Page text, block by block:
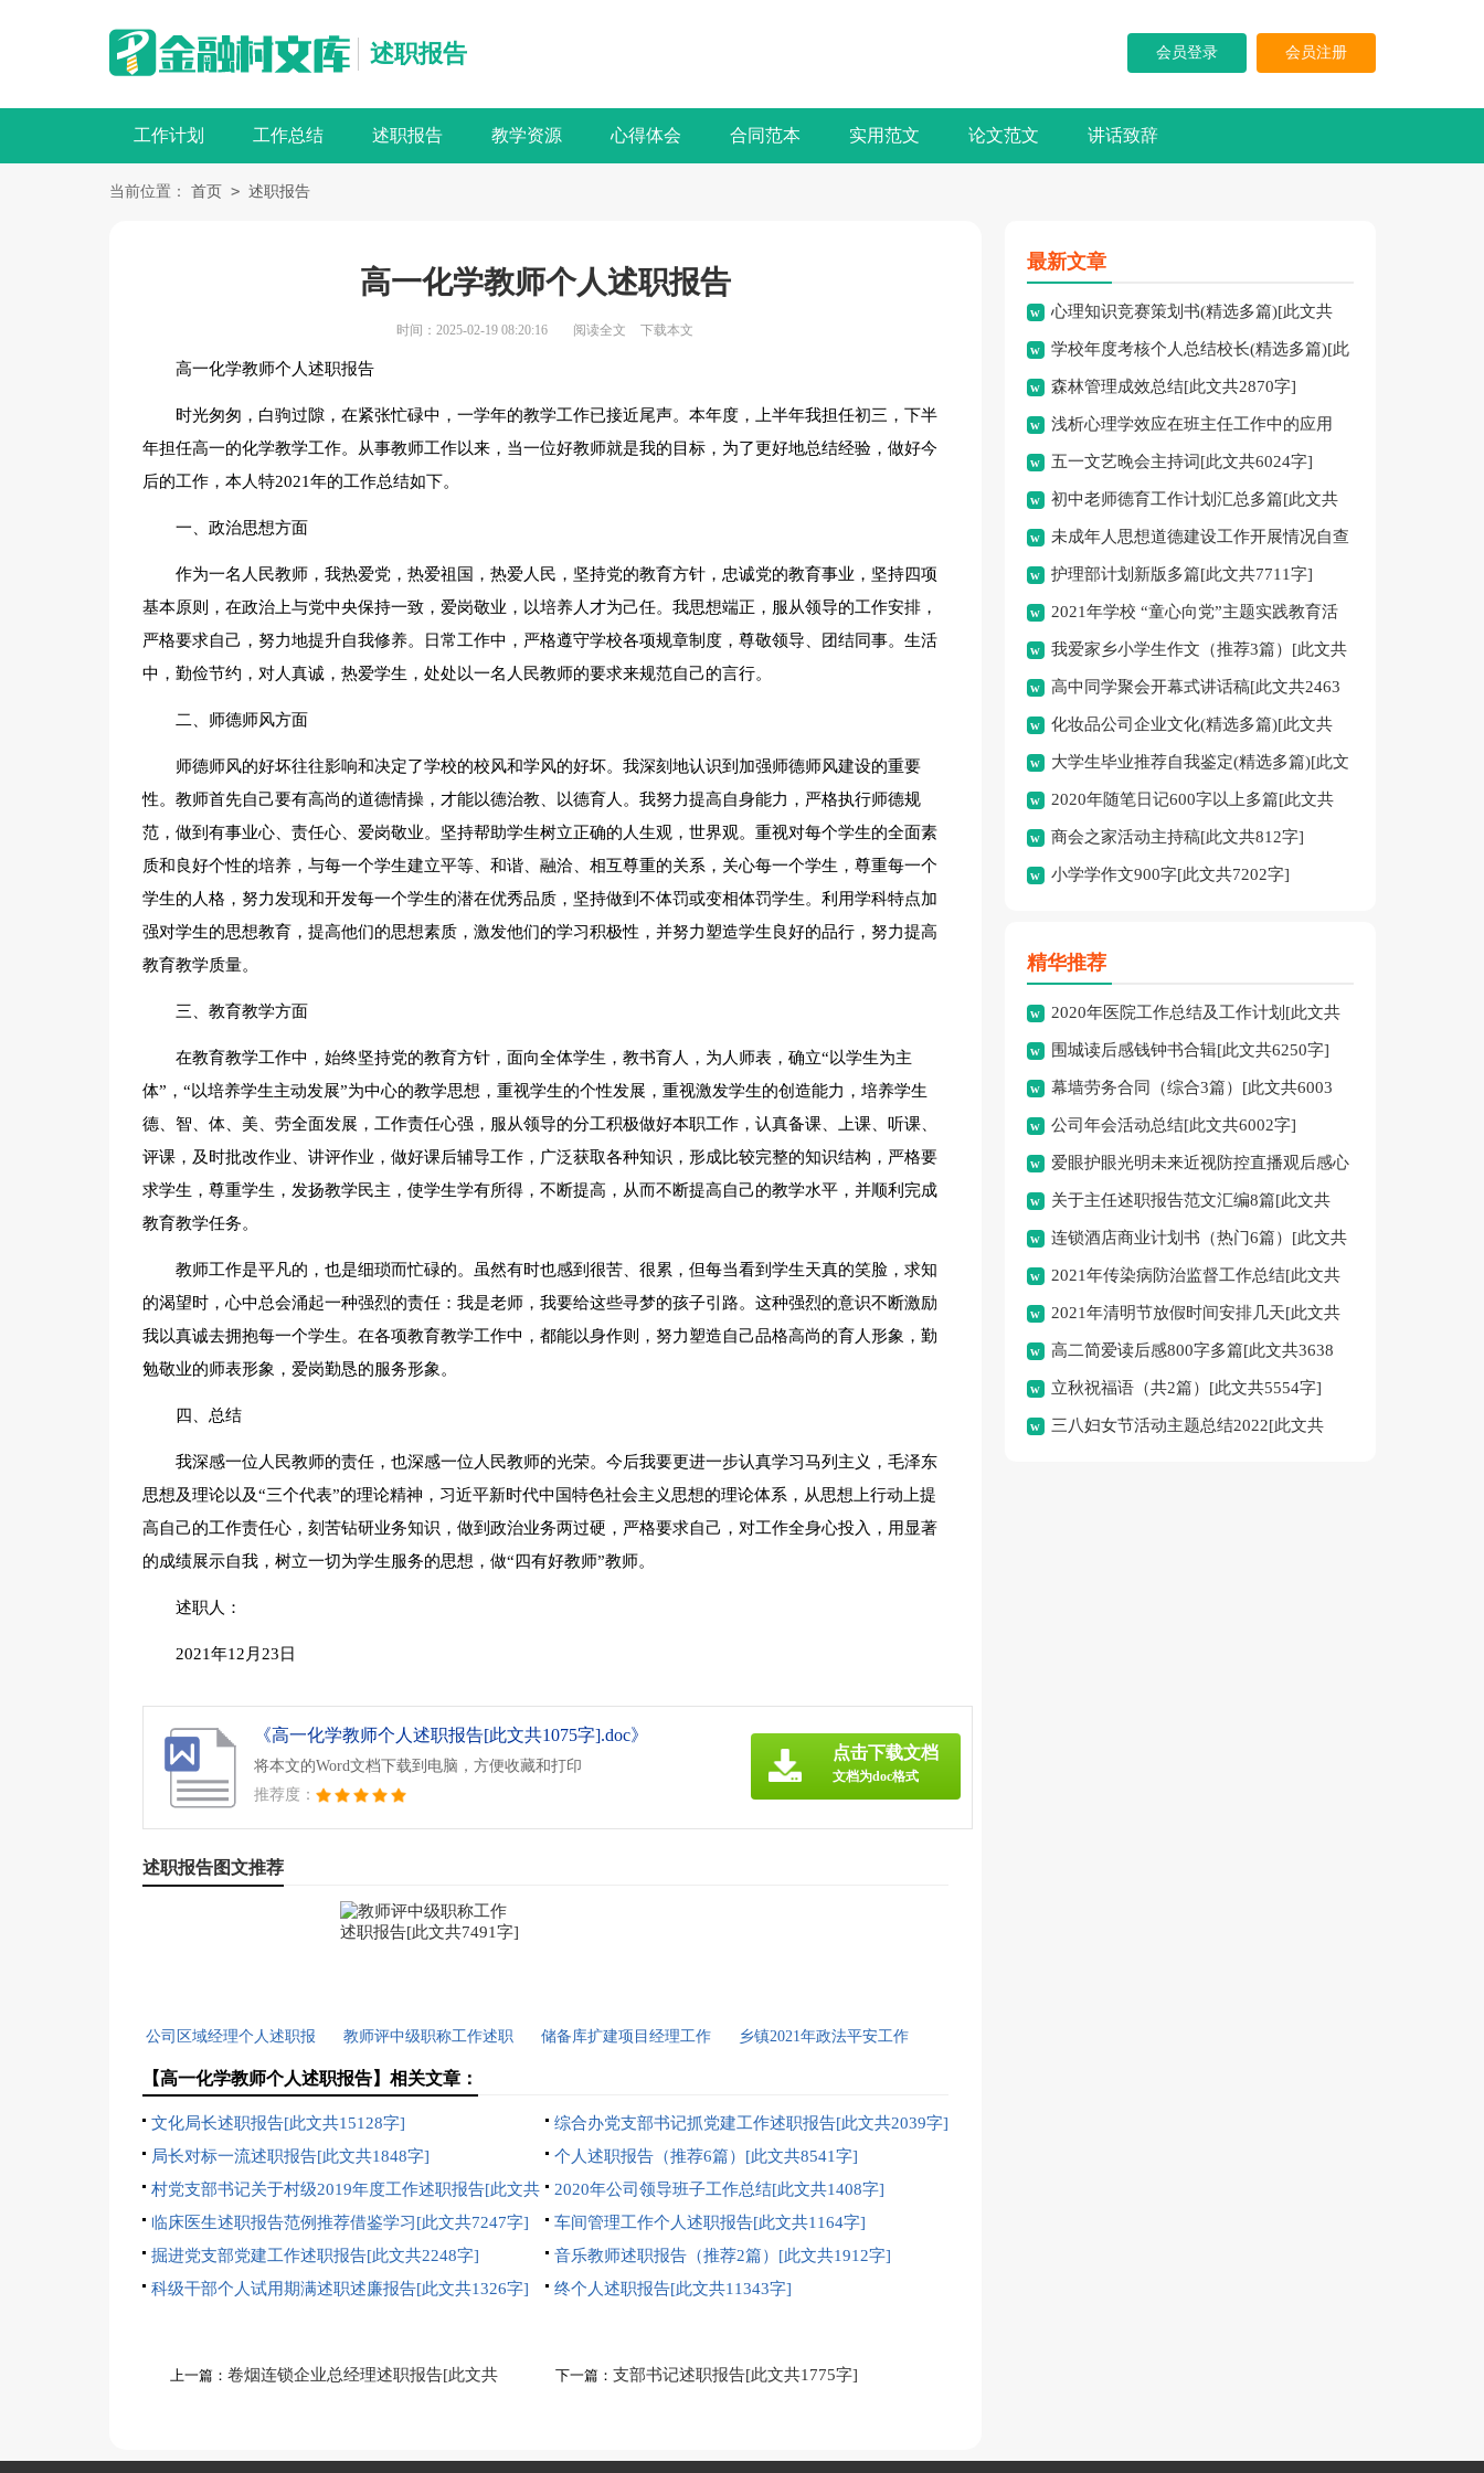
述职报告 会员登录 会员注册
工作计划 工作总结 述职报告 教学资源 心得体会 合同范本 实用范文 论文范文 讲话致辞
当前位置： 首页 > 述职报告
高一化学教师个人述职报告
时间：2025-02-19 08:20:16 阅读全文 下载本文
高一化学教师个人述职报告
时光匆匆，白驹过隙，在紧张忙碌中，一学年的教学工作已接近尾声。本年度，上半年我担任初三，下半
年担任高一的化学教学工作。从事教师工作以来，当一位好教师就是我的目标，为了更好地总结经验，做好今
后的工作，本人特2021年的工作总结如下。
一、政治思想方面
作为一名人民教师，我热爱党，热爱祖国，热爱人民，坚持党的教育方针，忠诚党的教育事业，坚持四项
基本原则，在政治上与党中央保持一致，爱岗敬业，以培养人才为己任。我思想端正，服从领导的工作安排，
严格要求自己，努力地提升自我修养。日常工作中，严格遵守学校各项规章制度，尊敬领导、团结同事。生活
中，勤俭节约，对人真诚，热爱学生，处处以一名人民教师的要求来规范自己的言行。
二、师德师风方面
师德师风的好坏往往影响和决定了学校的校风和学风的好坏。我深刻地认识到加强师德师风建设的重要
性。教师首先自己要有高尚的道德情操，才能以德治教、以德育人。我努力提高自身能力，严格执行师德规
范，做到有事业心、责任心、爱岗敬业。坚持帮助学生树立正确的人生观，世界观。重视对每个学生的全面素
质和良好个性的培养，与每一个学生建立平等、和谐、融洽、相互尊重的关系，关心每一个学生，尊重每一个
学生的人格，努力发现和开发每一个学生的潜在优秀品质，坚持做到不体罚或变相体罚学生。利用学科特点加
强对学生的思想教育，提高他们的思想素质，激发他们的学习积极性，并努力塑造学生良好的品行，努力提高
教育教学质量。
三、教育教学方面
在教育教学工作中，始终坚持党的教育方针，面向全体学生，教书育人，为人师表，确立“以学生为主
体”，“以培养学生主动发展”为中心的教学思想，重视学生的个性发展，重视激发学生的创造能力，培养学生
德、智、体、美、劳全面发展，工作责任心强，服从领导的分工积极做好本职工作，认真备课、上课、听课、
评课，及时批改作业、讲评作业，做好课后辅导工作，广泛获取各种知识，形成比较完整的知识结构，严格要
求学生，尊重学生，发扬教学民主，使学生学有所得，不断提高，从而不断提高自己的教学水平，并顺利完成
教育教学任务。
教师工作是平凡的，也是细琐而忙碌的。虽然有时也感到很苦、很累，但每当看到学生天真的笑脸，求知
的渴望时，心中总会涌起一种强烈的责任：我是老师，我要给这些寻梦的孩子引路。这种强烈的意识不断激励
我以真诚去拥抱每一个学生。在各项教育教学工作中，都能以身作则，努力塑造自己品格高尚的育人形象，勤
勉敬业的师表形象，爱岗勤恳的服务形象。
四、总结
我深感一位人民教师的责任，也深感一位人民教师的光荣。今后我要更进一步认真学习马列主义，毛泽东
思想及理论以及“三个代表”的理论精神，习近平新时代中国特色社会主义思想的理论体系，从思想上行动上提
高自己的工作责任心，刻苦钻研业务知识，做到政治业务两过硬，严格要求自己，对工作全身心投入，用显著
的成绩展示自我，树立一切为学生服务的思想，做“四有好教师”教师。
述职人：
2021年12月23日
《高一化学教师个人述职报告[此文共1075字].doc》
将本文的Word文档下载到电脑，方便收藏和打印
推荐度：
点击下载文档
文档为doc格式
述职报告图文推荐
公司区域经理个人述职报
告[此文共763字]
教师评中级职称工作述职
报告[此文共7491字]
储备库扩建项目经理工作
乡镇2021年政法平安工作
【高一化学教师个人述职报告】相关文章：
文化局长述职报告[此文共15128字]
综合办党支部书记抓党建工作述职报告[此文共2039字]
局长对标一流述职报告[此文共1848字]
个人述职报告（推荐6篇）[此文共8541字]
村党支部书记关于村级2019年度工作述职报告[此文共
2199字]
2020年公司领导班子工作总结[此文共1408字]
临床医生述职报告范例推荐借鉴学习[此文共7247字]
车间管理工作个人述职报告[此文共1164字]
掘进党支部党建工作述职报告[此文共2248字]
音乐教师述职报告（推荐2篇）[此文共1912字]
科级干部个人试用期满述职述廉报告[此文共1326字]
终个人述职报告[此文共11343字]
上一篇： 卷烟连锁企业总经理述职报告[此文共 下一篇： 支部书记述职报告[此文共1775字]
最新文章
心理知识竞赛策划书(精选多篇)[此文共
5937字]
学校年度考核个人总结校长(精选多篇)[此
文共7741字]
森林管理成效总结[此文共2870字]
浅析心理学效应在班主任工作中的应用
[此文共3828字]
五一文艺晚会主持词[此文共6024字]
初中老师德育工作计划汇总多篇[此文共
11627字]
未成年人思想道德建设工作开展情况自查
报告[此文共12435字]
护理部计划新版多篇[此文共7711字]
2021年学校 “童心向党”主题实践教育活
动方案[此文共1080字]
我爱家乡小学生作文（推荐3篇）[此文共
1167字]高中同学聚会开幕式讲话稿[此文共2463
字] 化妆品公司企业文化(精选多篇)[此文共
6398字]
大学生毕业推荐自我鉴定(精选多篇)[此文
共5048字]
2020年随笔日记600字以上多篇[此文共
2977字]
商会之家活动主持稿[此文共812字]
小学学作文900字[此文共7202字]
精华推荐
2020年医院工作总结及工作计划[此文共
2047字]围城读后感钱钟书合辑[此文共6250字]
幕墙劳务合同（综合3篇）[此文共6003
字] 公司年会活动总结[此文共6002字]
爱眼护眼光明未来近视防控直播观后感心
得多篇[此文共3364字]
关于主任述职报告范文汇编8篇[此文共
9950字]
连锁酒店商业计划书（热门6篇）[此文共
29989字]
2021年传染病防治监督工作总结[此文共
707字]2021年清明节放假时间安排几天[此文共
1714字]
高二简爱读后感800字多篇[此文共3638
字] 立秋祝福语（共2篇）[此文共5554字]
三八妇女节活动主题总结2022[此文共